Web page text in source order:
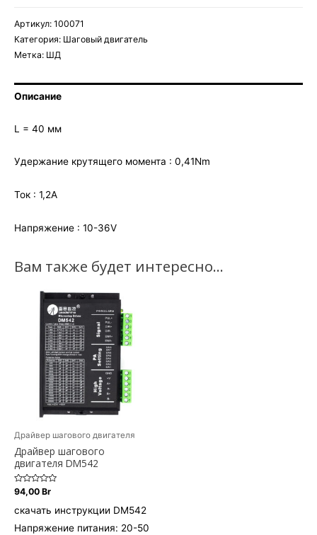
Артикул: 100071
Категория: Шаговый двигатель
Метка: ШД
Описание
L = 40 мм
Удержание крутящего момента : 0,41Nm
Ток : 1,2А
Напряжение : 10-36V
Вам также будет интересно…
Драйвер шагового двигателя
Драйвер шагового
двигателя DM542
Оценка
0
5
94,00 Br
скачать инструкции DM542
Напряжение питания: 20-50